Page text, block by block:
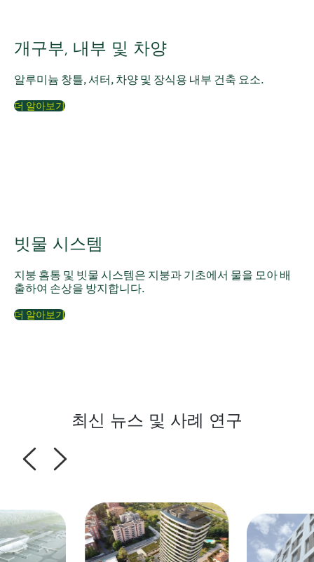
개구부, 내부 및 차양
알루미늄 창틀, 셔터, 차양 및 장식용 내부 건축 요소.
더 알아보기
빗물 시스템
지붕 홈통 및 빗물 시스템은 지붕과 기초에서 물을 모아 배
출하여 손상을 방지합니다.
더 알아보기
최신 뉴스 및 사례 연구